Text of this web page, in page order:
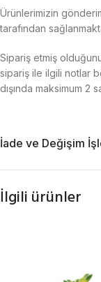
Ürünlerimizin
tarafından
Sipariş etmiş
sipariş ile ilgili notlar
dışında maksimum
İade ve Değişim
İlgili ürünler